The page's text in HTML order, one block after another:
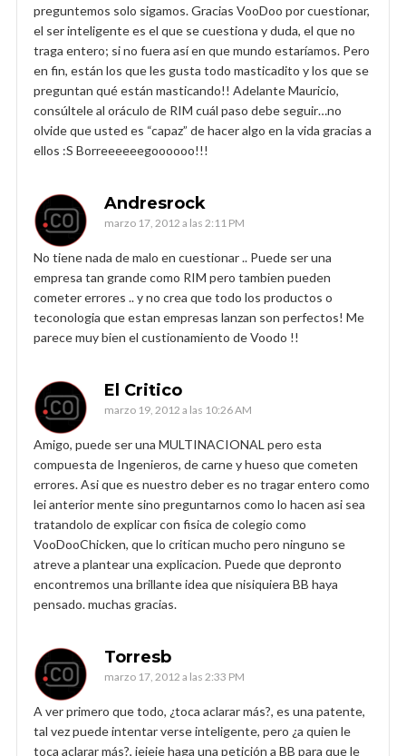
preguntemos solo sigamos. Gracias VooDoo por cuestionar,
el ser inteligente es el que se cuestiona y duda, el que no
traga entero; si no fuera así en que mundo estaríamos. Pero
en fin, están los que les gusta todo masticadito y los que se
preguntan qué están masticando!! Adelante Mauricio,
consúltele al oráculo de RIM cuál paso debe seguir…no
olvide que usted es “capaz” de hacer algo en la vida gracias a
ellos :S Borreeeeeegoooooo!!!
Andresrock
marzo 17, 2012 a las 2:11 PM
No tiene nada de malo en cuestionar .. Puede ser una
empresa tan grande como RIM pero tambien pueden
cometer errores .. y no crea que todo los productos o
teconologia que estan empresas lanzan son perfectos! Me
parece muy bien el custionamiento de Voodo !!
El Critico
marzo 19, 2012 a las 10:26 AM
Amigo, puede ser una MULTINACIONAL pero esta
compuesta de Ingenieros, de carne y hueso que cometen
errores. Asi que es nuestro deber es no tragar entero como
lei anterior mente sino preguntarnos como lo hacen asi sea
tratandolo de explicar con fisica de colegio como
VooDooChicken, que lo critican mucho pero ninguno se
atreve a plantear una explicacion. Puede que depronto
encontremos una brillante idea que nisiquiera BB haya
pensado. muchas gracias.
Torresb
marzo 17, 2012 a las 2:33 PM
A ver primero que todo, ¿toca aclarar más?, es una patente,
tal vez puede intentar verse inteligente, pero ¿a quien le
toca aclarar más?, jejeje haga una petición a BB para que le